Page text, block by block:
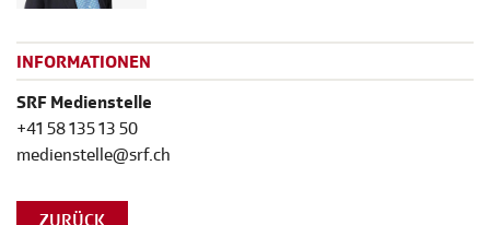
INFORMATIONEN
SRF Medienstelle
+41 58 135 13 50
medienstelle@srf.ch
ZURÜCK